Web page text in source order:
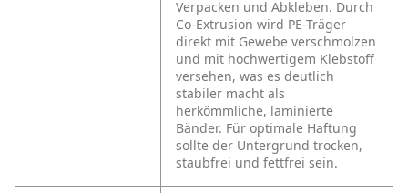
Verpacken und Abkleben. Durch
Co-Extrusion wird PE-Träger
direkt mit Gewebe verschmolzen
und mit hochwertigem Klebstoff
versehen, was es deutlich
stabiler macht als
herkömmliche, laminierte
Bänder. Für optimale Haftung
sollte der Untergrund trocken,
staubfrei und fettfrei sein.